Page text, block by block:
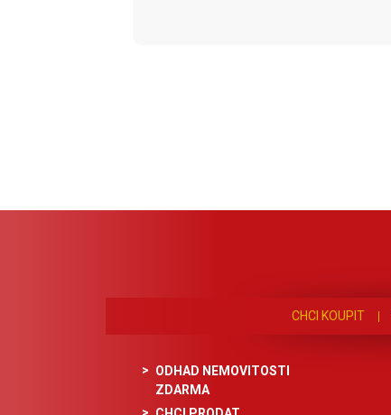
CHCI KOUPIT
ODHAD NEMOVITOSTI
ZDARMA